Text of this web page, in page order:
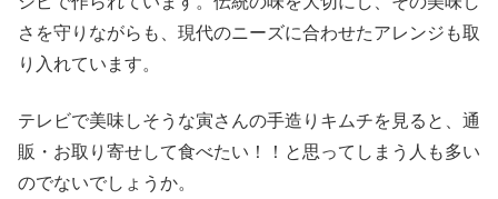
さを守りながらも、現代のニーズに合わせたアレンジも取
り入れています。
テレビで美味しそうな寅さんの手造りキムチを見ると、通
販・お取り寄せして食べたい！！と思ってしまう人も多い
のでないでしょうか。